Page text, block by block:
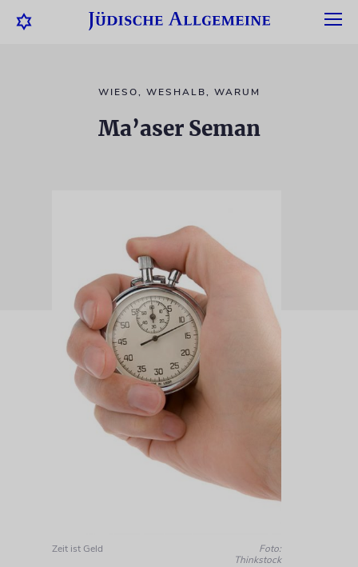
WIESO, WESHALB, WARUM
Ma’aser Seman
Zeit ist Geld
Foto:
Thinkstock